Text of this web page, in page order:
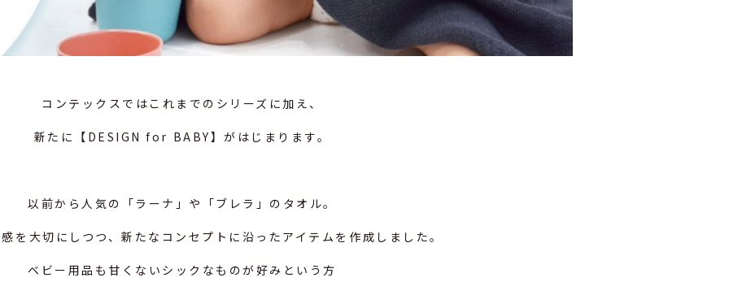
コンテックスではこれまでのシリーズに加え、
新たに【DESIGN for BABY】がはじまります。
以前から人気の「ラーナ」や「ブレラ」のタオル。
を大切にしつつ、新たなコンセプトに沿ったアイテムを作成しました。
ベビー用品も甘くないシックなものが好みという方